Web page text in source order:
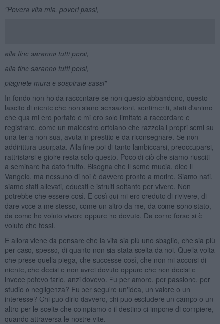
"Povera vita mia, poveri passi,
alla fine saranno tutti persi,
alla fine saranno tutti persi,
piagnete mura e sospirate sassi"
In fondo non ho da raccontare se non questo abbandono, questo
lascito di niente che non siano sensazioni, sentimenti, stati d'animo
che qua mi ero portato e mi ero solo limitato a raccordare e
registrare, come un maldestro ortolano che razzola i propri semi su
una terra non sua, avuta in prestito e da riconsegnare. Se non
addirittura usurpata. Alla fine poi di tanto lambiccarsi, preoccuparsi,
rattristarsi e gioire resta solo questo. Poco di ciò che siamo riusciti
a seminare ha dato frutto. Bisogna che il seme muoia, dice il
Vangelo, ma nessuno di noi è davvero pronto a morire. Siamo nati,
siamo stati allevati, educati e istruiti soltanto per vivere. Non
potrebbe che essere così. E così qui mi ero creduto di rivivere, di
dare voce a me stesso, come un altro da me, da come sono stato,
da come ho voluto vivere oppure ho dovuto. Da come forse si è
voluto che fossi.
E allora viene da pensare che la vita sia più uno sbaglio, che sia più
per caso, spesso, di quanto non sia stata scelta da noi. Quella volta
che prese quella piega, che successe così, che non mi accorsi di
niente, che decisi e non avrei dovuto oppure che non decisi e
invece potevo farlo, anzi dovevo. Fu per amore, per passione, per
studio o negligenza? Fu per seguire un'idea, un valore o un
interesse? Chi può dirlo davvero, chi può escludere un campo o un
altro per le scelte che compiamo o il destino ci impone di compiere,
quando attraversa le nostre vite.